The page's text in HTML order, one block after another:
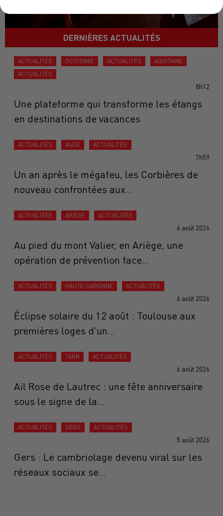
DERNIÈRES ACTUALITÉS
ACTUALITÉS OCCITANIE ACTUALITÉS
AQUITAINE
ACTUALITÉS
8h12
Une plateforme qui transforme les étangs
en destinations de vacances
ACTUALITÉS AUDE ACTUALITÉS
7h59
Un an après le mégafeu, les Corbières de
nouveau confrontées aux...
ACTUALITÉS ARIÈGE ACTUALITÉS
6 août 2026
Au pied du mont Valier, en Ariège, une
opération de prévention face...
ACTUALITÉS HAUTE-GARONNE ACTUALITÉS
6 août 2026
Éclipse solaire du 12 août : Toulouse aux
premières loges d'un...
ACTUALITÉS TARN ACTUALITÉS
6 août 2026
Ail Rose de Lautrec : une fête anniversaire
sous le signe de la...
ACTUALITÉS GERS ACTUALITÉS
5 août 2026
Gers : Le cambriolage devenu viral sur les
réseaux sociaux se...